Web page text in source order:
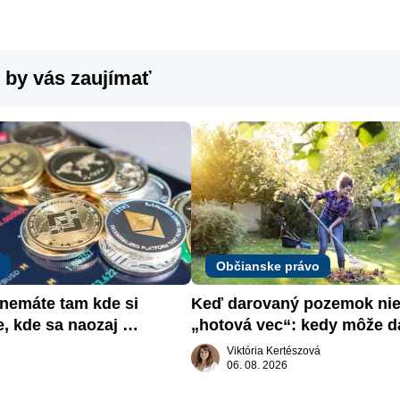
by vás zaujímať
tam kde si
kde sa naozaj
Občianske právo
Keď darovaný pozemok
„hotová vec“: kedy môže
žiadať dar späť
Viktória Kertészová
06. 08. 2026